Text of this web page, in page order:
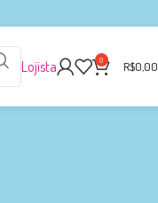
Lojista 0 R$0,00